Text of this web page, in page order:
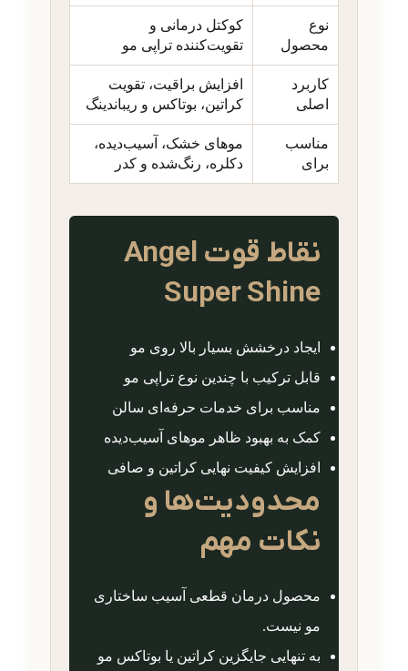
نوع
محصول
کوکتل درمانی و
تقویت‌کننده تراپی مو
کاربرد
اصلی
افزایش براقیت، تقویت
کراتین، بوتاکس و ریباندینگ
مناسب
برای
موهای خشک، آسیب‌دیده،
دکلره، رنگ‌شده و کدر
نقاط قوت Angel
Super Shine
ایجاد درخشش بسیار بالا روی مو
قابل ترکیب با چندین نوع تراپی مو
مناسب برای خدمات حرفه‌ای سالن
کمک به بهبود ظاهر موهای آسیب‌دیده
افزایش کیفیت نهایی کراتین و صافی
محدودیت‌ها و
نکات مهم
محصول درمان قطعی آسیب ساختاری
مو نیست.
به تنهایی جایگزین کراتین یا بوتاکس مو